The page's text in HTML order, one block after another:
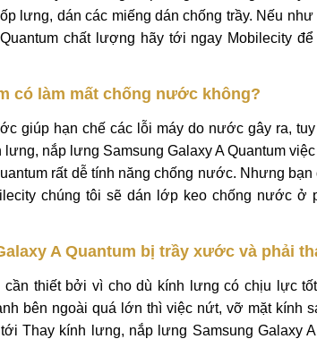
lưng, dán các miếng dán chống trầy. Nếu
chất lượng hãy tới ngay Mobilecity
có làm mất chống nước không?
giúp hạn chế các lỗi máy do nước gây ra,
nắp lưng Samsung Galaxy A Quantum
rất dễ tính năng chống nước. Nhưng
chúng tôi sẽ dán lớp keo chống nước ở
A Quantum bị trầy xước và phải
thiết bởi vì cho dù kính lưng có chịu lực
bên ngoài quá lớn thì việc nứt, vỡ mặt kính
Thay kính lưng, nắp lưng Samsung Galaxy